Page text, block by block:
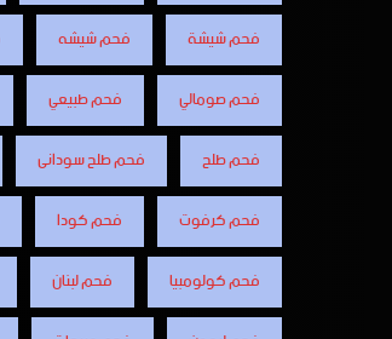
فحم شيشة
فحم شيشه
فحم صومالي
فحم طبيعي
فحم طلح
فحم طلح سودانى
فحم كرفوت
فحم كودا
فحم كولومبيا
فحم لبنان